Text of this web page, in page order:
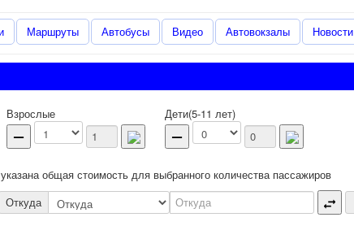
Маршруты Автобусы Видео Автовокзалы Новости
Взрослые Дети(5-11 лет)
общая стоимость для выбранного количества пассажиров
Откуда